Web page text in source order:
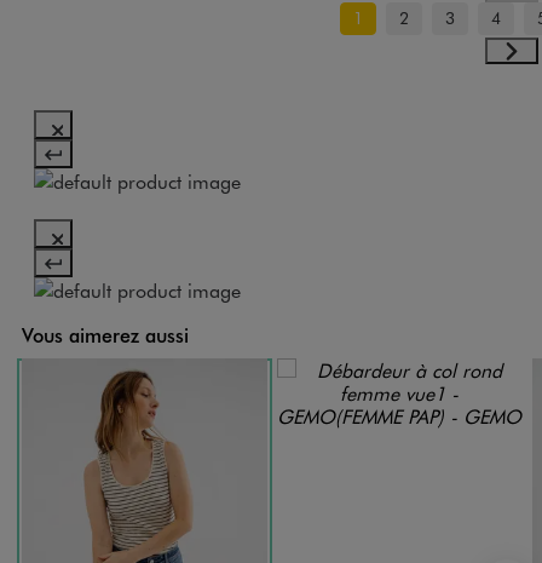
1 2 3 4
Vous aimerez aussi